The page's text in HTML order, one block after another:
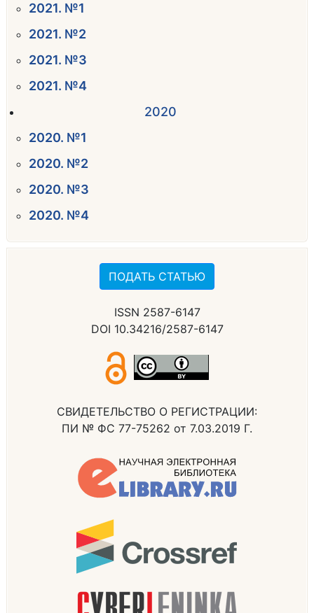
ПОДАТЬ СТАТЬЮ
ISSN 2587-6147
DOI 10.34216/2587-6147
СВИДЕТЕЛЬСТВО О РЕГИСТРАЦИИ:
ПИ № ФС 77-75262 от 7.03.2019 Г.
2021. №1
2021. №2
2021. №3
2021. №4
2020
2020. №1
2020. №2
2020. №3
2020. №4